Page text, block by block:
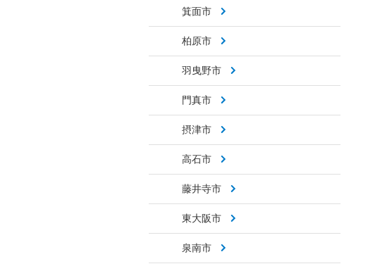
箕面市
柏原市
羽曳野市
門真市
摂津市
高石市
藤井寺市
東大阪市
泉南市